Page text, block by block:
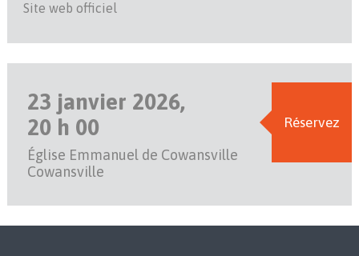
Site web officiel
23 janvier 2026,
20 h 00
Église Emmanuel de Cowansville
Cowansville
Réservez